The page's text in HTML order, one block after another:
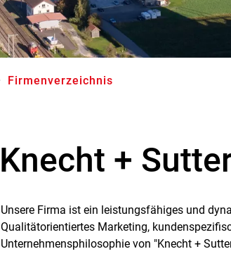
Firmenverzeichnis
Knecht +
Unsere Firma ist ein leistungsfähiges und
Qualitätorientiertes Marketing,
Unternehmensphilosophie von "Knecht +